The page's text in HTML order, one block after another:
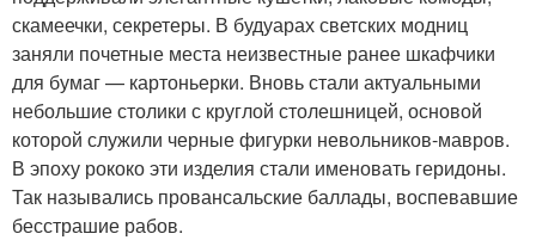
скамеечки, секретеры. В будуарах светских модниц
заняли почетные места неизвестные ранее шкафчики
для бумаг — картоньерки. Вновь стали актуальными
небольшие столики с круглой столешницей, основой
которой служили черные фигурки невольников-мавров.
В эпоху рококо эти изделия стали именовать геридоны.
Так назывались провансальские баллады, воспевавшие
бесстрашие рабов.